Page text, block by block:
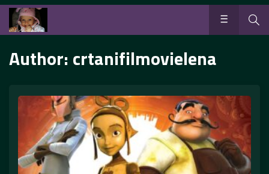
Author: crtanifilmovielena